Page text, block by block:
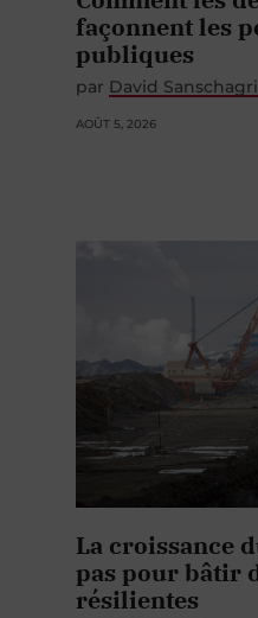
façonnent les
publiques
par David
AOÛT 5, 2026
La croissance
pas pour bâtir
résilientes